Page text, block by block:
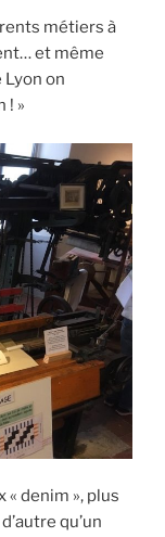
métiers à
et même
on
! »
« denim », plus
qu’un